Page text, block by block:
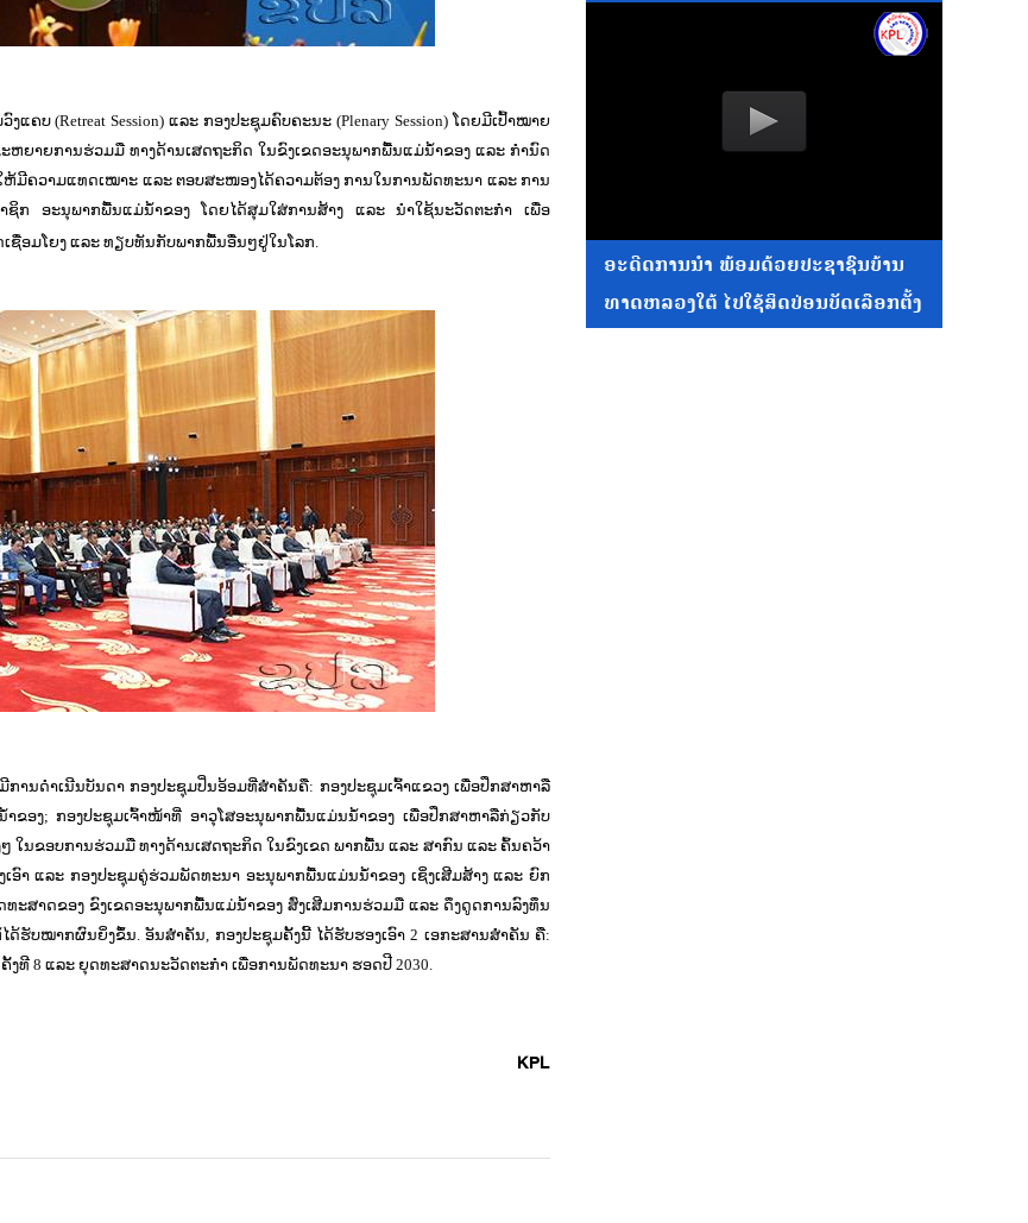
ບ (Retreat Session) ແລະ ກອງປະຊຸມຄົບຄະນະ (Plenary Session) ໂດຍມີເປົ້າໝາຍ
ຍາຍການຮ່ວມມື ທາງດ້ານເສດຖະກິດ ໃນຂົງເຂດອະນຸພາກພື້ນແມ່ນໍ້າຂອງ ແລະ ກໍານົດ
ມີຄວາມແທດເໝາະ ແລະ ຕອບສະໜອງໄດ້ຄວາມຕ້ອງ ການໃນການພັດທະນາ ແລະ ການ
າຊິກ ອະນຸພາກພື້ນແມ່ນ້ຳຂອງ ໂດຍໄດ້ສຸມໃສ່ການສ້າງ ແລະ ນຳໃຊ້ນະວັດຕະກຳ ເພື່ອ
ຊື່ອມໂຍງ ແລະ ທຽບທັນກັບພາກພື້ນອື່ນໆຢູ່ໃນໂລກ.
ານດຳເນີນບັນດາ ກອງປະຊຸມປິ່ນອ້ອມທີ່ສຳຄັນຄື: ກອງປະຊຸມເຈົ້າແຂວງ ເພື່ອປຶກສາຫາລື
ອງ; ກອງປະຊຸມເຈົ້າໜ້າທີ່ ອາວຸໂສອະນຸພາກພື້ນແມ່ນນ້ຳຂອງ ເພື່ອປຶກສາຫາລືກ່ຽວກັບ
ນຂອບການຮ່ວມມື ທາງດ້ານເສດຖະກິດ ໃນຂົງເຂດ ພາກພື້ນ ແລະ ສາກົນ ແລະ ຄົ້ນຄວ້າ
ອົາ ແລະ ກອງປະຊຸມຄູ່ຮ່ວມພັດທະນາ ອະນຸພາກພື້ນແມ່ນນ້ຳຂອງ ເຊິ່ງເສີມສ້າງ ແລະ ຍົກ
ສາດຂອງ ຂົງເຂດອະນຸພາກພື້ນແມ່ນ້ຳຂອງ ສົ່ງເສີມການຮ່ວມມື ແລະ ດຶງດູດການລົງທຶນ
ດ້ຮັບໝາກຜົນຍິ່ງຂຶ້ນ. ອັນສຳຄັນ, ກອງປະຊຸມຄັ້ງນີ້ ໄດ້ຮັບຮອງເອົາ 2 ເອກະສານສໍາຄັນ ຄື:
8 ແລະ ຍຸດທະສາດນະວັດຕະກໍາ ເພື່ອການພັດທະນາ ຮອດປີ 2030.
KPL
ອະດີດການນໍາ ພ້ອມດ້ວຍປະຊາຊົນບ້ານ
ທາດຫລວງໃຕ້ ໄປໃຊ້ສິດປ່ອນບັດເລືອກຕັ້ງ